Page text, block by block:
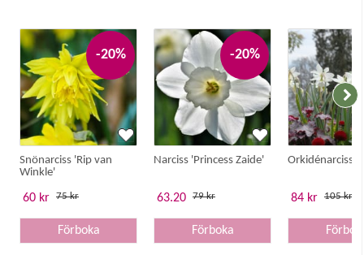
-20%
Snönarciss 'Rip van
Winkle'
60 kr 75 kr
Förboka
-20%
Narciss 'Princess Zaide'
63.20 79 kr
Förboka
Orkidénarciss
84 kr 105 kr